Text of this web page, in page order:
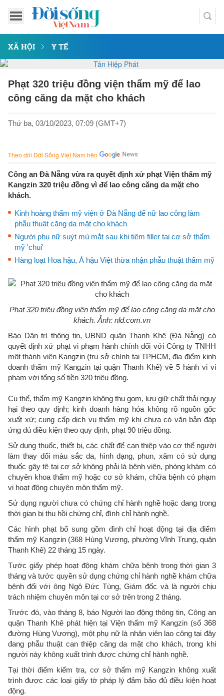
XÃ HỘI Y TẾ
Phạt 320 triệu đồng viện thẩm mỹ để lao
công căng da mặt cho khách
Thứ ba, 03/10/2023, 07:09 (GMT+7)
Theo dõi Đời Sống Việt Nam trên
Công an Đà Nẵng vừa ra quyết định xử phạt Viện thẩm mỹ
Kangzin 320 triệu đồng vì để lao công căng da mặt cho
khách.
Kinh hoàng thẩm mỹ viện ở Đà Nẵng để nữ lao công làm
phẫu thuật căng da mặt cho khách
Người phụ nữ suýt mù mắt sau khi tiêm filler tại cơ sở thẩm
mỹ 'chui'
Hàng loạt Hoa hậu, Á hậu Việt thừa nhận phẫu thuật thẩm mỹ
Phạt 320 triệu đồng viện thẩm mỹ để lao công căng da mặt cho
khách. Ảnh: nld.com.vn
Báo Dân trí thông tin, UBND quận Thanh Khê (Đà Nẵng) có
quyết định xử phạt vi phạm hành chính đối với Công ty TNHH
một thành viên Kangzin (trụ sở chính tại TPHCM, địa điểm kinh
doanh thẩm mỹ Kangzin tại quận Thanh Khê) về 5 hành vi vi
phạm với tổng số tiền 320 triệu đồng.
Cụ thể, thẩm mỹ Kangzin không thu gom, lưu giữ chất thải nguy
hại theo quy định; kinh doanh hàng hóa không rõ nguồn gốc
xuất xứ; cung cấp dịch vụ thẩm mỹ khi chưa có văn bản đáp
ứng đủ điều kiện theo quy định, phạt 90 triệu đồng.
Sử dụng thuốc, thiết bị, các chất để can thiệp vào cơ thể người
làm thay đổi màu sắc da, hình dạng, phun, xăm có sử dụng
thuốc gây tê tại cơ sở không phải là bệnh viện, phòng khám có
chuyên khoa thẩm mỹ hoặc cơ sở khám, chữa bệnh có phạm
vi hoạt động chuyên môn thẩm mỹ.
Sử dụng người chưa có chứng chỉ hành nghề hoặc đang trong
thời gian bị thu hồi chứng chỉ, đình chỉ hành nghề.
Các hình phạt bổ sung gồm đình chỉ hoạt động tại địa điểm
thẩm mỹ Kangzin (368 Hùng Vương, phường Vĩnh Trung, quận
Thanh Khê) 22 tháng 15 ngày.
Tước giấy phép hoạt động khám chữa bệnh trong thời gian 3
tháng và tước quyền sử dụng chứng chỉ hành nghề khám chữa
bệnh đối với ông Ngô Đức Tùng, Giám đốc và là người chịu
trách nhiệm chuyên môn tại cơ sở trên trong 2 tháng.
Trước đó, vào tháng 8, báo Người lao động thông tin, Công an
quận Thanh Khê phát hiện tại Viện thẩm mỹ Kangzin (số 368
đường Hùng Vương), một phụ nữ là nhân viên lao công tại đây
đang phẫu thuật can thiệp căng da mặt cho khách, trong khi
người này không xuất trình được chứng chỉ hành nghề.
Tại thời điểm kiểm tra, cơ sở thẩm mỹ Kangzin không xuất
trình được các loại giấy tờ pháp lý đảm bảo đủ điều kiện hoạt
động.